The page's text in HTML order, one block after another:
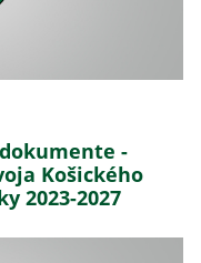
-
Košického
2023-2027